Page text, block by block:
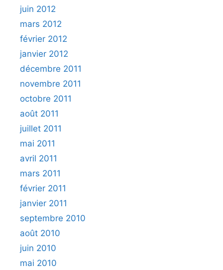
juin 2012
mars 2012
février 2012
janvier 2012
décembre 2011
novembre 2011
octobre 2011
août 2011
juillet 2011
mai 2011
avril 2011
mars 2011
février 2011
janvier 2011
septembre 2010
août 2010
juin 2010
mai 2010